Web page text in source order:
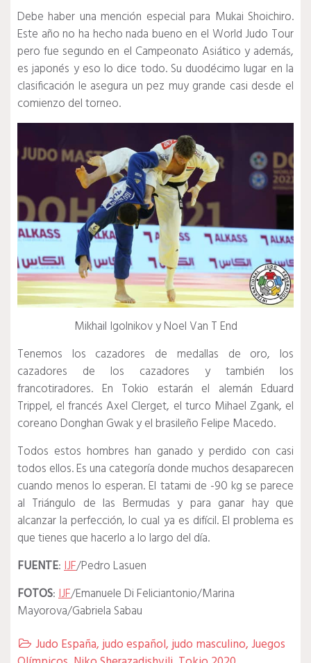
Debe haber una mención especial para Mukai Shoichiro.
Este año no ha hecho nada bueno en el World Judo Tour
pero fue segundo en el Campeonato Asiático y además,
es japonés y eso lo dice todo. Su duodécimo lugar en la
clasificación le asegura un pez muy grande casi desde el
comienzo del torneo.
Mikhail Igolnikov y Noel Van T End
Tenemos los cazadores de medallas de oro, los
cazadores de los cazadores y también los
francotiradores. En Tokio estarán el alemán Eduard
Trippel, el francés Axel Clerget, el turco Mihael Zgank, el
coreano Donghan Gwak y el brasileño Felipe Macedo.
Todos estos hombres han ganado y perdido con casi
todos ellos.Es una categoría donde muchos desaparecen
cuando menos lo esperan. El tatami de -90 kg se parece
al Triángulo de las Bermudas y para ganar hay que
alcanzar la perfección, lo cual ya es difícil. El problema es
que tienes que hacerlo a lo largo del día.
FUENTE:IJF/Pedro Lasuen
FOTOS:IJF/Emanuele Di Feliciantonio/Marina
Mayorova/Gabriela Sabau
 Judo España,judo español,judo masculino,Juegos